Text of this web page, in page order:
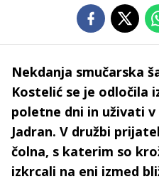
Nekdanja smučarska
Kostelić se je odločila
poletne dni in uživati
Jadran. V družbi
čolna, s katerim so
izkrcali na eni izmed